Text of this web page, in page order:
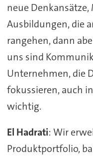
neue
Ausbildungen, die
rangehen, dann
uns sind
Unternehmen, die
fokussieren, auch
wichtig.
El Hadrati: Wir
Produktportfolio,